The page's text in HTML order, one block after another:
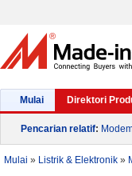
Mulai Direktori
Pencarian relatif:
Mulai » Listrik & Elektronik »